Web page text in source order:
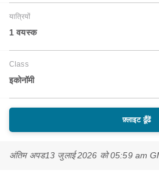
यात्रियों
1 वयस्‍क
Class
इकोनॉमी
फ़्लाइट ढूँढें
अंतिम अपड13 जुलाई 2026 को 05:59 am